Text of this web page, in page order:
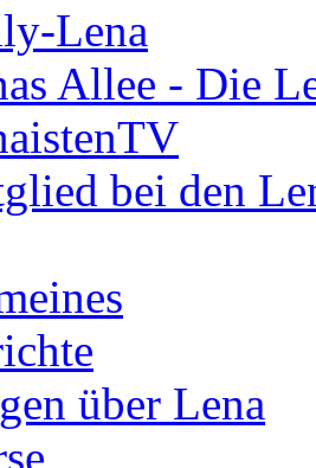
Lena
Allee - Die
bei den
über Lena